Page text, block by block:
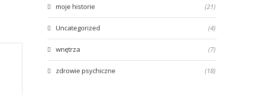
moje historie (21)
Uncategorized (4)
wnętrza (7)
zdrowie psychiczne (18)